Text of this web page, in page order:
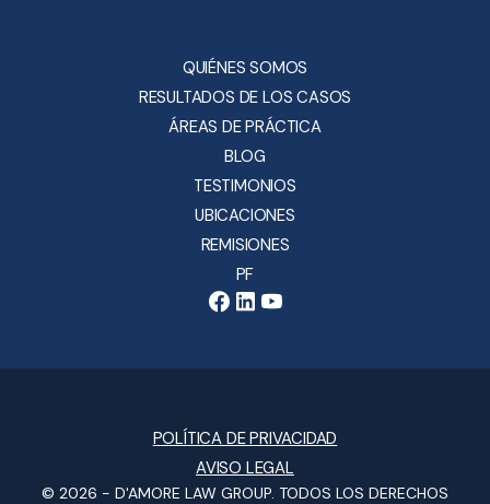
QUIÉNES SOMOS
RESULTADOS DE LOS CASOS
ÁREAS DE PRÁCTICA
BLOG
TESTIMONIOS
UBICACIONES
REMISIONES
PF
POLÍTICA DE PRIVACIDAD
AVISO LEGAL
© 2026 - D'AMORE LAW GROUP. TODOS LOS DERECHOS